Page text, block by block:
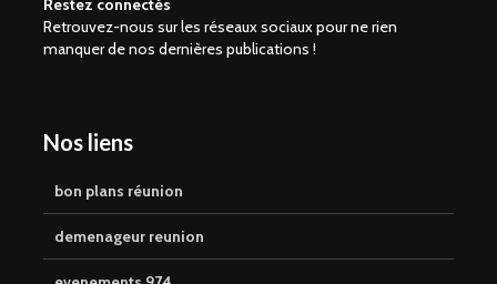
Restez connectés
Retrouvez-nous sur les réseaux sociaux pour ne rien
manquer de nos dernières publications !
Nos liens
bon plans réunion
demenageur reunion